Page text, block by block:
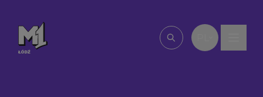
Wpisz, czego